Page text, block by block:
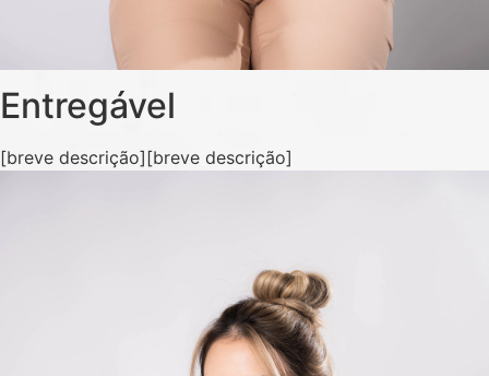
Entregável
[breve descrição][breve descrição]